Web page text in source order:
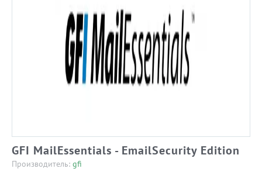
GFI MailEssentials - EmailSecurity Edition
Производитель: gfi